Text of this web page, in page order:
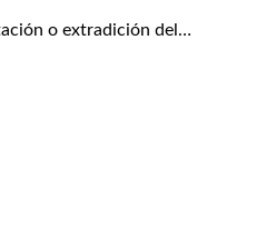
o extradición del…